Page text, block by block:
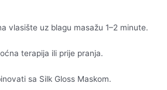
vlasište uz blagu masažu 1–2 minute.
terapija ili prije pranja.
sa Silk Gloss Maskom.